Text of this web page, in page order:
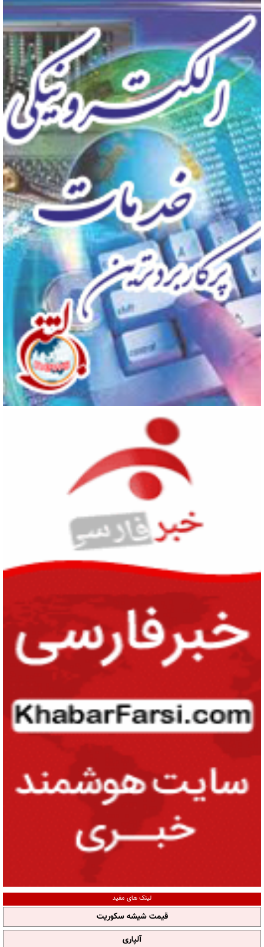
لینک های مفید
قیمت شیشه سکوریت
آلپاری